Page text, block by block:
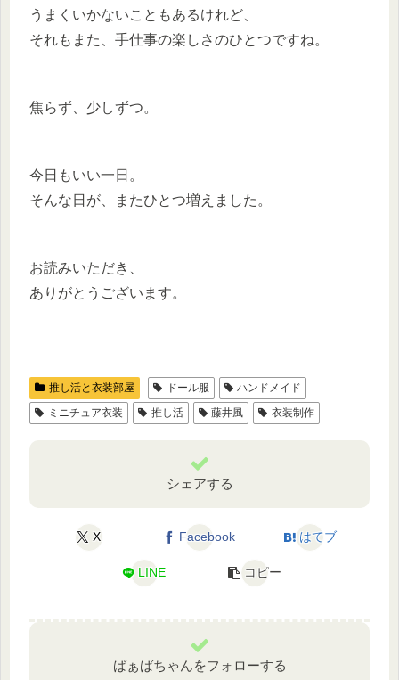
うまくいかないこともあるけれど、
それもまた、手仕事の楽しさのひとつですね。
焦らず、少しずつ。
今日もいい一日。
そんな日が、またひとつ増えました。
お読みいただき、
ありがとうございます。
推し活と衣装部屋 ドール服
ハンドメイド
ミニチュア衣装
推し活 藤井風 衣装制作
シェアする
X Facebook はてブ
LINE コピー
ばぁばちゃんをフォローする